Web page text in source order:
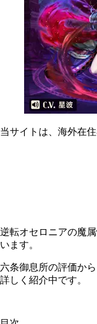
当サイトは、海外在
逆転オセロニアの魔
います。
六条御息所の評価か
詳しく紹介中です。